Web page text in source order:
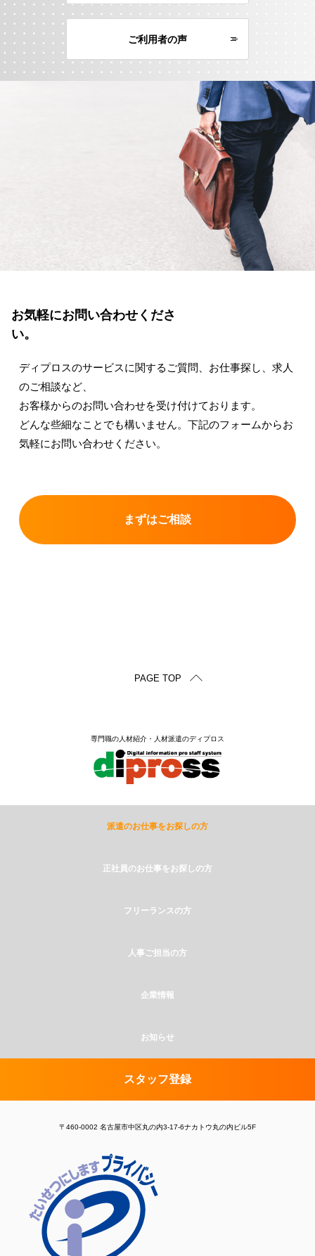
ご利用者の声
お気軽にお問い合わせくださ
い。
ディプロスのサービスに関するご質問、お仕事探し、求人
のご相談など、
お客様からのお問い合わせを受け付けております。
どんな些細なことでも構いません。下記のフォームからお
気軽にお問い合わせください。
まずはご相談
PAGE TOP
専門職の人材紹介・人材派遣のディプロス
派遣のお仕事をお探しの方
正社員のお仕事をお探しの方
フリーランスの方
人事ご担当の方
企業情報
お知らせ
スタッフ登録
〒460-0002 名古屋市中区丸の内3-17-6ナカトウ丸の内ビル5F